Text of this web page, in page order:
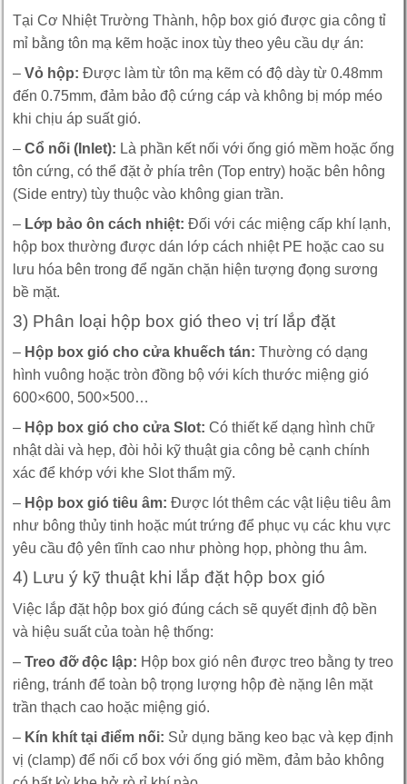
Tại Cơ Nhiệt Trường Thành, hộp box gió được gia công tỉ
mỉ bằng tôn mạ kẽm hoặc inox tùy theo yêu cầu dự án:
– Vỏ hộp: Được làm từ tôn mạ kẽm có độ dày từ 0.48mm
đến 0.75mm, đảm bảo độ cứng cáp và không bị móp méo
khi chịu áp suất gió.
– Cổ nối (Inlet): Là phần kết nối với ống gió mềm hoặc ống
tôn cứng, có thể đặt ở phía trên (Top entry) hoặc bên hông
(Side entry) tùy thuộc vào không gian trần.
– Lớp bảo ôn cách nhiệt: Đối với các miệng cấp khí lạnh,
hộp box thường được dán lớp cách nhiệt PE hoặc cao su
lưu hóa bên trong để ngăn chặn hiện tượng đọng sương
bề mặt.
3) Phân loại hộp box gió theo vị trí lắp đặt
– Hộp box gió cho cửa khuếch tán: Thường có dạng
hình vuông hoặc tròn đồng bộ với kích thước miệng gió
600×600, 500×500…
– Hộp box gió cho cửa Slot: Có thiết kế dạng hình chữ
nhật dài và hẹp, đòi hỏi kỹ thuật gia công bẻ cạnh chính
xác để khớp với khe Slot thẩm mỹ.
– Hộp box gió tiêu âm: Được lót thêm các vật liệu tiêu âm
như bông thủy tinh hoặc mút trứng để phục vụ các khu vực
yêu cầu độ yên tĩnh cao như phòng họp, phòng thu âm.
4) Lưu ý kỹ thuật khi lắp đặt hộp box gió
Việc lắp đặt hộp box gió đúng cách sẽ quyết định độ bền
và hiệu suất của toàn hệ thống:
– Treo đỡ độc lập: Hộp box gió nên được treo bằng ty treo
riêng, tránh để toàn bộ trọng lượng hộp đè nặng lên mặt
trần thạch cao hoặc miệng gió.
– Kín khít tại điểm nối: Sử dụng băng keo bạc và kẹp định
vị (clamp) để nối cổ box với ống gió mềm, đảm bảo không